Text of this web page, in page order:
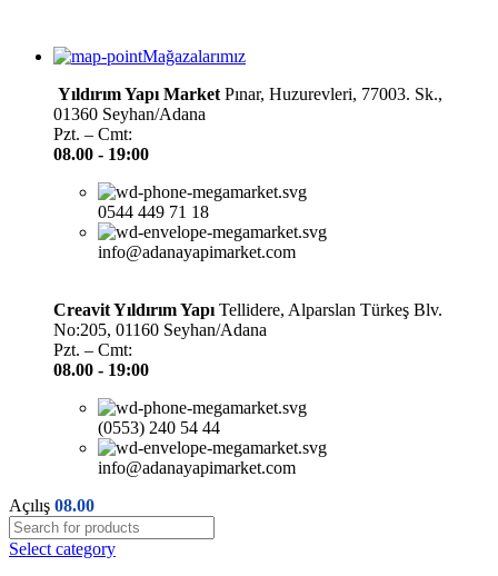
Mağazalarımız
Yıldırım Yapı Market Pınar, Huzurevleri, 77003. Sk.,
01360 Seyhan/Adana
Pzt. – Cmt:
08.00 - 19:00
0544 449 71 18
info@adanayapimarket.com
Creavit Yıldırım Yapı Tellidere, Alparslan Türkeş Blv.
No:205, 01160 Seyhan/Adana
Pzt. – Cmt:
08.00 - 19:00
(0553) 240 54 44
info@adanayapimarket.com
Açılış 08.00
Select category